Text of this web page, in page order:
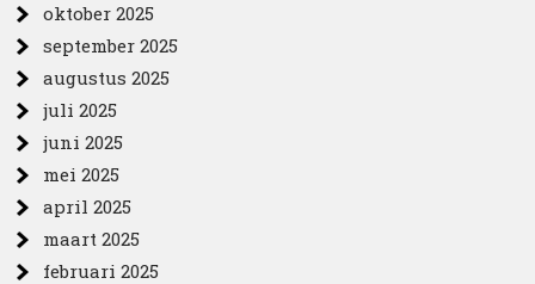
oktober 2025
september 2025
augustus 2025
juli 2025
juni 2025
mei 2025
april 2025
maart 2025
februari 2025